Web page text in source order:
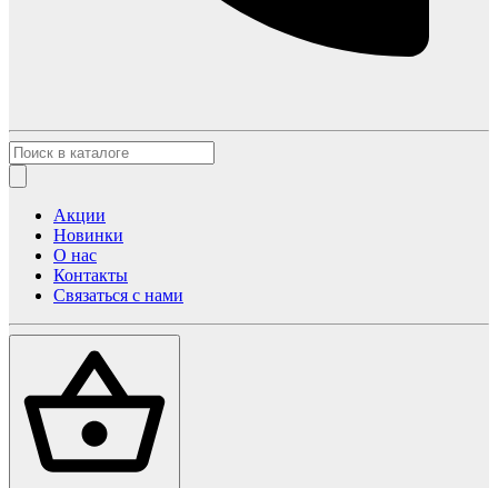
Акции
Новинки
О нас
Контакты
Связаться с нами